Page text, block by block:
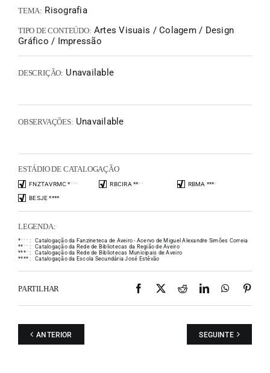
TEMA: Risografia
TIPO DE CONTEÚDO: Artes Visuais / Colagem / Design
Gráfico / Impressão
DESCRIÇÃO: Unavailable
OBSERVAÇÕES: Unavailable
ESTÁDIO DE CATALOGAÇÃO
FNZTAVRMC **** RBCIRA **** RBMA ****
BESJE ****
LEGENDA:
** * * :
Catalogação da Fanzineteca de Aveiro - Acervo de Miguel Alexandre Simões Correia
** * * :
Catalogação da Rede de Bibliotecas da Região de Aveiro
**** :
Catalogação da Rede de Bibliotecas Municipais de Aveiro
**** : Catalogação da Escola Secundária José Estêvão
PARTILHAR Facebook
X RedditLinkedIn
ANTERIOR SEGUINTE